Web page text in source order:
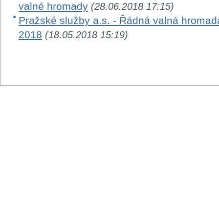
valné hromady (28.06.2018 17:15)
Pražské služby a.s. - Řádná valná
2018 (18.05.2018 15:19)